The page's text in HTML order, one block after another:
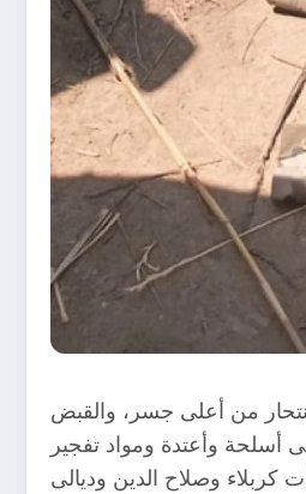
من أعلى جسر، والقبض
وأعتدة ومواد تفجير